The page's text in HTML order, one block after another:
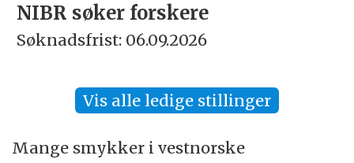
NIBR søker forskere
Søknadsfrist: 06.09.2026
Vis alle ledige stillinger
Mange smykker i vestnorske